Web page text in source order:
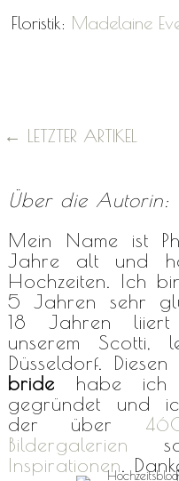
Floristik: Madelaine
← LETZTER ARTIKEL
Über die Autorin:
Mein Name ist
Jahre alt und
Hochzeiten. Ich
5 Jahren sehr
18 Jahren liiert
unserem Scotti,
Düsseldorf.
bride habe ich
gegründet und
der über
Bildergalerien
Inspirationen.